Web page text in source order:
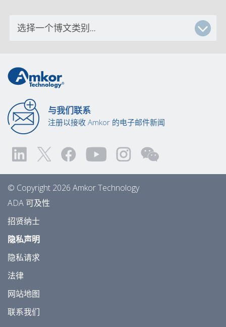
与我们联系
注册以接收 Amkor 的电子邮件新闻
© Copyright 2026 Amkor Technology
ADA 可及性
招贤纳士
隐私声明
隐私请求
法律
网站地图
联系我们